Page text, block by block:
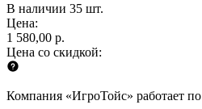
В наличии 35 шт.
Цена:
1 580,00 р.
Цена со скидкой:
Компания «ИгроТойс» работает